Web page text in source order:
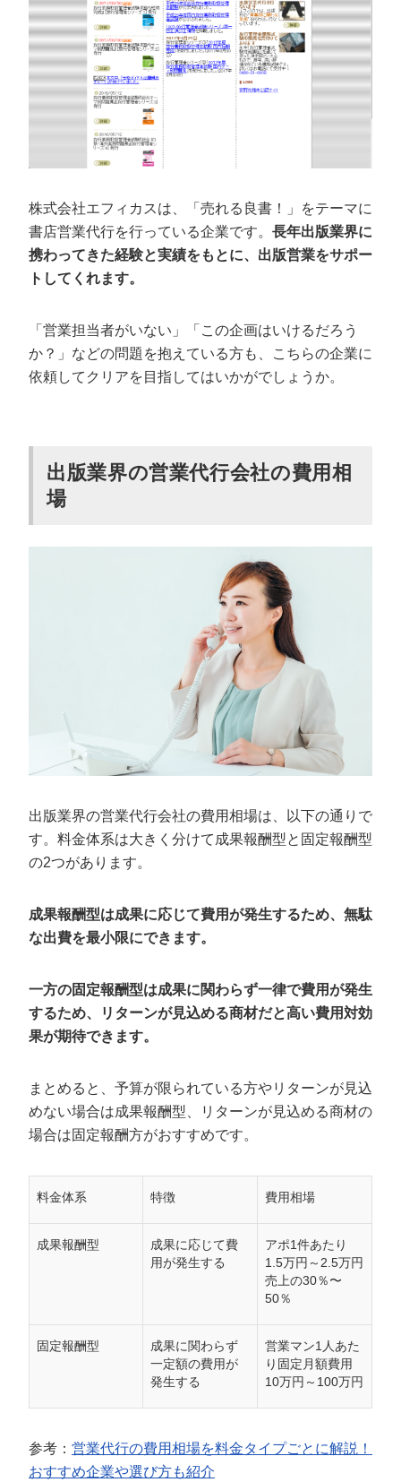
株式会社エフィカスは、「売れる良書！」をテーマに
書店営業代行を行っている企業です。 長年出版業界に
携わってきた経験と実績をもとに、出版営業をサポー
トしてくれます。
「営業担当者がいない」「この企画はいけるだろう
か？」などの問題を抱えている方も、こちらの企業に
依頼してクリアを目指してはいかがでしょうか。
出版業界の営業代行会社の費用相
場
出版業界の営業代行会社の費用相場は、以下の通りで
す。料金体系は大きく分けて成果報酬型と固定報酬型
の2つがあります。
成果報酬型は成果に応じて費用が発生するため、無駄
な出費を最小限にできます。
一方の固定報酬型は成果に関わらず一律で費用が発生
するため、リターンが見込める商材だと高い費用対効
果が期待できます。
まとめると、予算が限られている方やリターンが見込
めない場合は成果報酬型、リターンが見込める商材の
場合は固定報酬方がおすすめです。
料金体系 特徴 費用相場
成果報酬型
成果に応じて費
用が発生する
アポ1件あたり
1.5万円～2.5万円
売上の30％〜
50％
固定報酬型
成果に関わらず
一定額の費用が
発生する
営業マン1人あた
り固定月額費用
10万円～100万円
参考： 営業代行の費用相場を料金タイプごとに解説！
おすすめ企業や選び方も紹介